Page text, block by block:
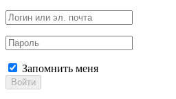
Запомнить меня
Войти